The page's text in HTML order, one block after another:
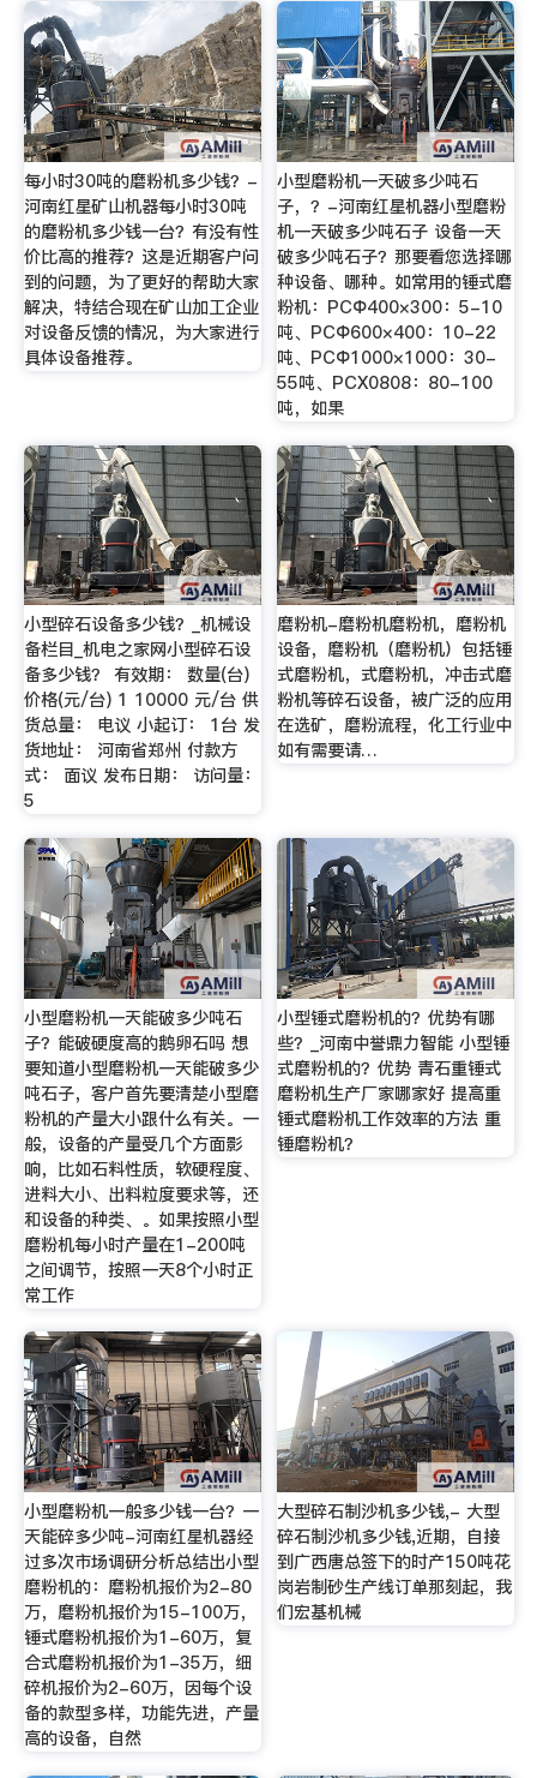
每小时30吨的磨粉机多少钱？-
河南红星矿山机器每小时30吨
的磨粉机多少钱一台？有没有性
价比高的推荐？这是近期客户问
到的问题，为了更好的帮助大家
解决，特结合现在矿山加工企业
对设备反馈的情况，为大家进行
具体设备推荐。
小型磨粉机一天破多少吨石
子，？-河南红星机器小型磨粉
机一天破多少吨石子 设备一天
破多少吨石子？那要看您选择哪
种设备、哪种。如常用的锤式磨
粉机：PCΦ400×300：5-10
吨、PCΦ600×400：10-22
吨、PCΦ1000×1000：30-
55吨、PCX0808：80-100
吨，如果
小型碎石设备多少钱？_机械设
备栏目_机电之家网小型碎石设
备多少钱？ 有效期： 数量(台)
价格(元/台) 1 10000 元/台 供
货总量： 电议 小起订： 1台 发
货地址： 河南省郑州 付款方
式： 面议 发布日期： 访问量：
5
磨粉机-磨粉机磨粉机，磨粉机
设备，磨粉机（磨粉机）包括锤
式磨粉机，式磨粉机，冲击式磨
粉机等碎石设备，被广泛的应用
在选矿，磨粉流程，化工行业中
如有需要请…
小型磨粉机一天能破多少吨石
子？能破硬度高的鹅卵石吗 想
要知道小型磨粉机一天能破多少
吨石子，客户首先要清楚小型磨
粉机的产量大小跟什么有关。一
般，设备的产量受几个方面影
响，比如石料性质，软硬程度、
进料大小、出料粒度要求等，还
和设备的种类、。如果按照小型
磨粉机每小时产量在1-200吨
之间调节，按照一天8个小时正
常工作
小型锤式磨粉机的？优势有哪
些？_河南中誉鼎力智能 小型锤
式磨粉机的？优势 青石重锤式
磨粉机生产厂家哪家好 提高重
锤式磨粉机工作效率的方法 重
锤磨粉机？
小型磨粉机一般多少钱一台？一
天能碎多少吨-河南红星机器经
过多次市场调研分析总结出小型
磨粉机的：磨粉机报价为2-80
万，磨粉机报价为15-100万，
锤式磨粉机报价为1-60万，复
合式磨粉机报价为1-35万，细
碎机报价为2-60万，因每个设
备的款型多样，功能先进，产量
高的设备，自然
大型碎石制沙机多少钱,- 大型
碎石制沙机多少钱,近期，自接
到广西唐总签下的时产150吨花
岗岩制砂生产线订单那刻起，我
们宏基机械